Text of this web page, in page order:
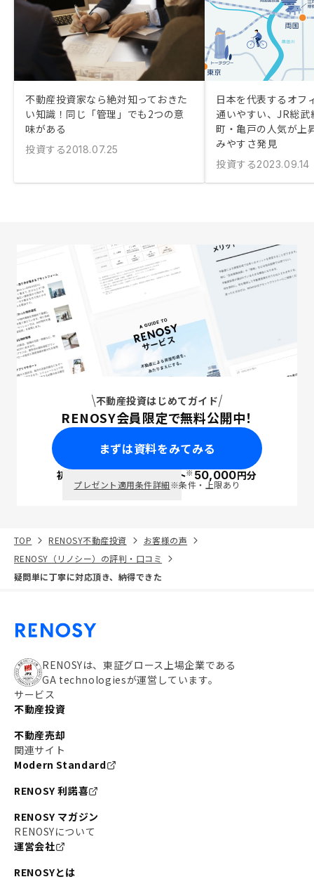
不動産投資家なら絶対知っておきた
い知識！同じ「管理」でも2つの意
味がある
投資する2018.07.25
日本を代表するオフ
通いやすい、JR総
町・亀戸の人気が上
みやすさ発見
投資する2023.09.14
不動産投資はじめてガイド
RENOSY会員限定で無料公開中！
まずは資料をみてみる
初回面談で ポイント※50,000円分
プレゼント適用条件詳細※条件・上限あり
TOP RENOSY不動産投資
お客様の声
RENOSY（リノシー）の評判・口コミ
疑問単に丁寧に対応頂き、納得できた
RENOSYは、東証グロース上場企業である
GA technologiesが運営しています。
サービス
不動産投資
不動産売却
関連サイト
Modern Standard
RENOSY 利諾喜
RENOSY マガジン
RENOSYについて
運営会社
RENOSYとは